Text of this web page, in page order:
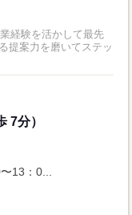
経験を活かして最先
提案力を磨いてステッ
7分）
13：0...